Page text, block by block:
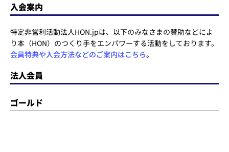
入会案内
特定非営利活動法人HON.jpは、以下のみなさまの賛助などによ
り本（HON）のつくり手をエンパワーする活動をしております。
会員特典や入会方法などのご案内はこちら。
法人会員
ゴールド